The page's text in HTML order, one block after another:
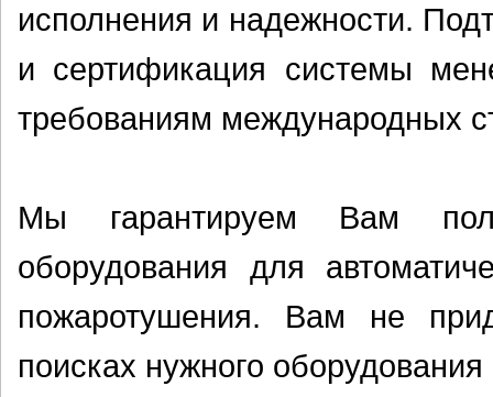
исполнения и надежности.
и сертификация системы
требованиям международных
Мы гарантируем Вам
оборудования для
пожаротушения. Вам не
поисках нужного